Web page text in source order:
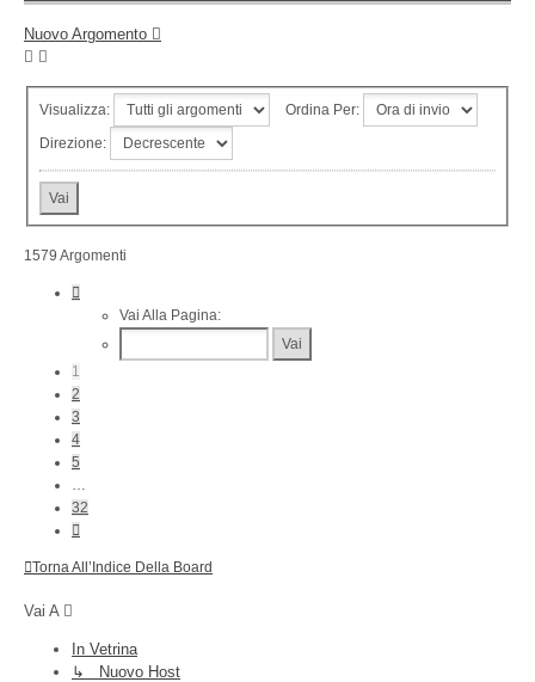
Nuovo Argomento
Visualizza:
Ordina Per:
Direzione:
1579 Argomenti
Vai Alla Pagina:
1
2
3
4
5
32
Torna All’Indice Della Board
Vai A
In Vetrina
↳ Nuovo Host